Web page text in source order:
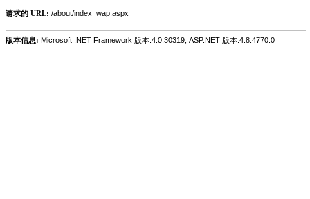
请求的 URL: /about/index_wap.aspx
版本信息: Microsoft .NET Framework 版本:4.0.30319; ASP.NET 版本:4.8.4770.0